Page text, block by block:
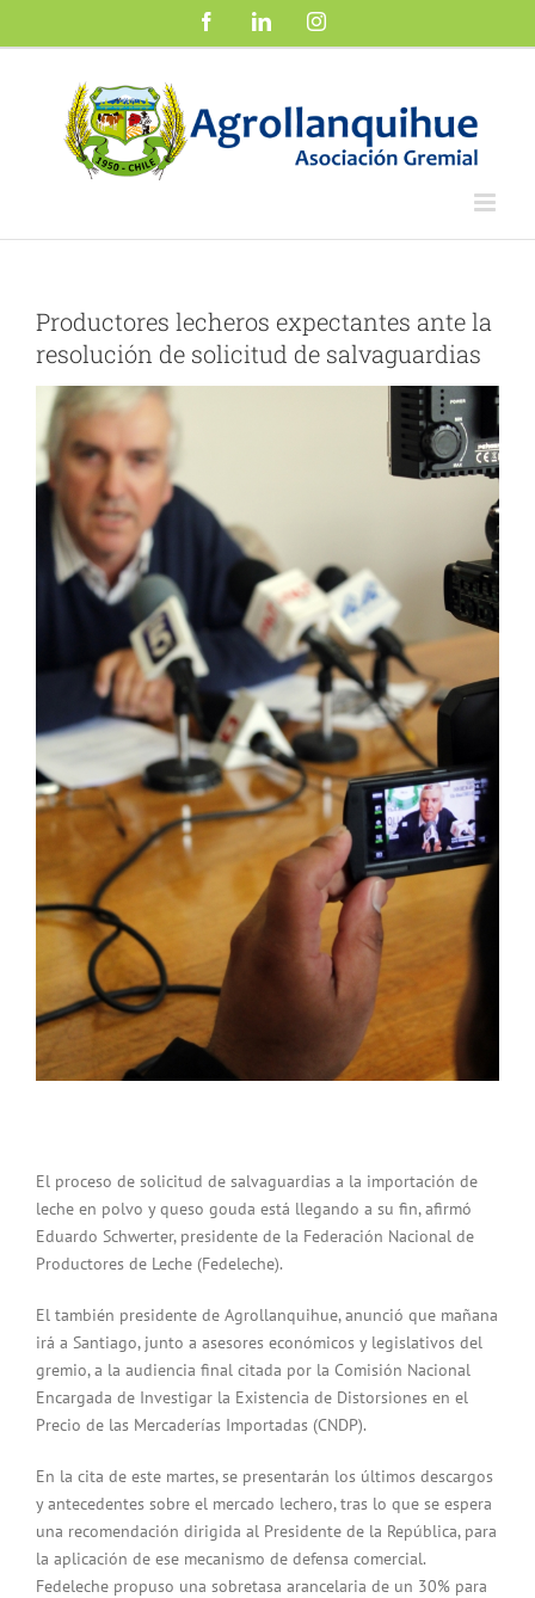
FacebookLinkedInInstagram
Productores lecheros expectantes ante la
resolución de solicitud de salvaguardias
Ver
imagen
más
grande
El proceso de solicitud de salvaguardias a la importación de
leche en polvo y queso gouda está llegando a su fin, afirmó
Eduardo Schwerter, presidente de la Federación Nacional de
Productores de Leche (Fedeleche).
El también presidente de Agrollanquihue, anunció que mañana
irá a Santiago, junto a asesores económicos y legislativos del
gremio, a la audiencia final citada por la Comisión Nacional
Encargada de Investigar la Existencia de Distorsiones en el
Precio de las Mercaderías Importadas (CNDP).
En la cita de este martes, se presentarán los últimos descargos
y antecedentes sobre el mercado lechero, tras lo que se espera
una recomendación dirigida al Presidente de la República, para
la aplicación de ese mecanismo de defensa comercial.
Fedeleche propuso una sobretasa arancelaria de un 30% para